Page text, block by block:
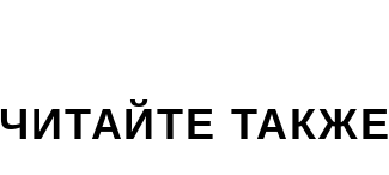
ЧИТАЙТЕ ТАКЖЕ